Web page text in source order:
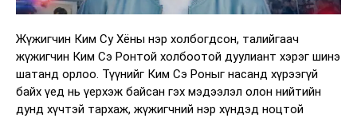
Жүжигчин Ким Су Хёны нэр холбогдсон, талийгаач
жүжигчин Ким Сэ Ронтой холбоотой дуулиант хэрэг шинэ
шатанд орлоо. Түүнийг Ким Сэ Роныг насанд хүрээгүй
байх үед нь үерхэж байсан гэх мэдээлэл олон нийтийн
дунд хүчтэй тархаж, жүжигчний нэр хүндэд ноцтой